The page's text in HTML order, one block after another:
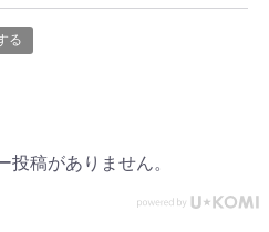
る
投稿がありません。